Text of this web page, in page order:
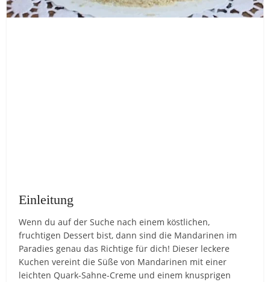
Einleitung
Wenn du auf der Suche nach einem köstlichen,
fruchtigen Dessert bist, dann sind die Mandarinen im
Paradies genau das Richtige für dich! Dieser leckere
Kuchen vereint die Süße von Mandarinen mit einer
leichten Quark-Sahne-Creme und einem knusprigen